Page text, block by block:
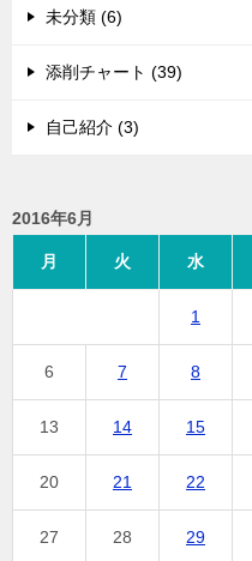
未分類 (6)
添削チャート (39)
自己紹介 (3)
2016年6月
月 火 水
1
6 7 8
13 14 15
20 21 22
27 28 29